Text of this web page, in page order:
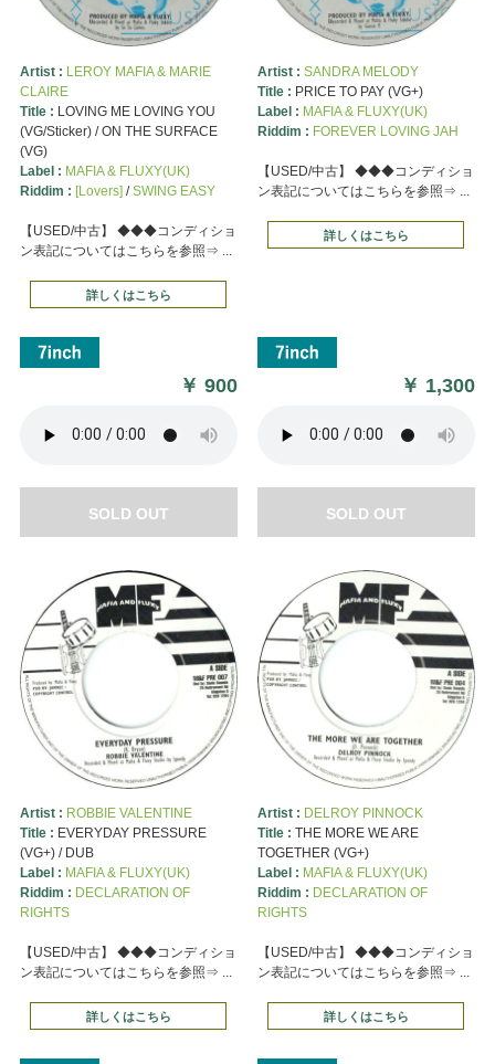
Artist : LEROY MAFIA & MARIE
CLAIRE
Title : LOVING ME LOVING YOU
(VG/Sticker) / ON THE SURFACE
(VG)
Label : MAFIA & FLUXY(UK)
Riddim : [Lovers]/SWING EASY
【USED/中古】 ◆◆◆コンディショ
ン表記についてはこちらを参照⇒ ...
詳しくはこちら
￥900
SOLD OUT
Artist : SANDRA MELODY
Title : PRICE TO PAY (VG+)
Label : MAFIA & FLUXY(UK)
Riddim : FOREVER LOVING JAH
【USED/中古】 ◆◆◆コンディショ
ン表記についてはこちらを参照⇒ ...
詳しくはこちら
￥ 1,300
SOLD OUT
Artist : ROBBIE VALENTINE
Title : EVERYDAY PRESSURE
(VG+) / DUB
Label : MAFIA & FLUXY(UK)
Riddim : DECLARATION OF
RIGHTS
【USED/中古】 ◆◆◆コンディショ
ン表記についてはこちらを参照⇒ ...
詳しくはこちら
Artist : DELROY PINNOCK
Title : THE MORE WE ARE
TOGETHER (VG+)
Label : MAFIA & FLUXY(UK)
Riddim : DECLARATION OF
RIGHTS
【USED/中古】 ◆◆◆コンディショ
ン表記についてはこちらを参照⇒ ...
詳しくはこちら